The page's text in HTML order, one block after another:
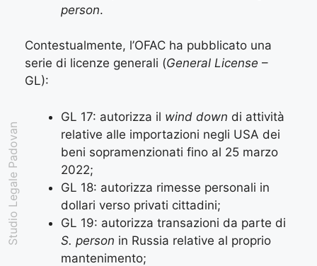
Studio Legale Padovan
person.
Contestualmente, l’OFAC ha pubblicato una
serie di licenze generali (General License –
GL):
GL 17: autorizza il wind down di attività
relative alle importazioni negli USA dei
beni sopramenzionati fino al 25 marzo
2022;
GL 18: autorizza rimesse personali in
dollari verso privati cittadini;
GL 19: autorizza transazioni da parte di
S. person in Russia relative al proprio
mantenimento;